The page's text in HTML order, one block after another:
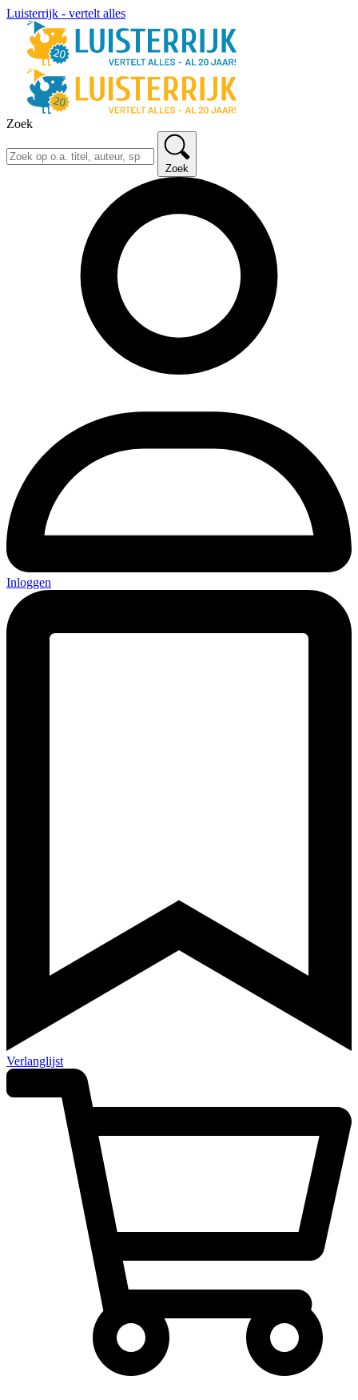
Luisterrijk - vertelt alles
Zoek
Zoek
Inloggen
Verlanglijst